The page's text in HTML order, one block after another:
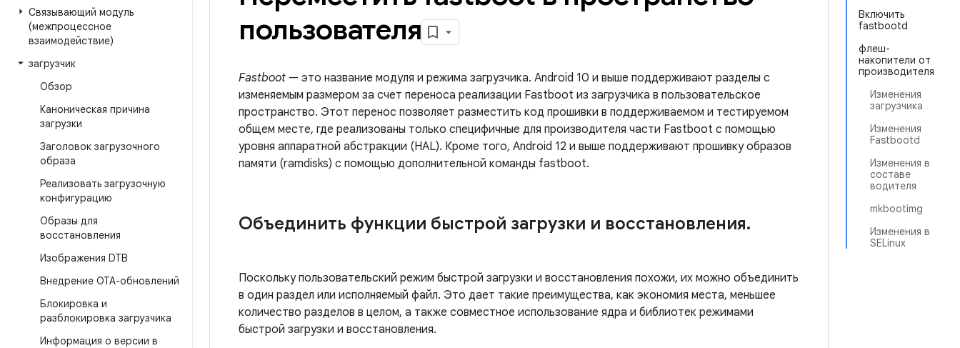
Связывающий модуль
(межпроцессное
взаимодействие)
загрузчик
Обзор
Каноническая причина
загрузки
Заголовок загрузочного
образа
Реализовать загрузочную
конфигурацию
Образы для
восстановления
Изображения DTB
Внедрение OTA-обновлений
Блокировка и
разблокировка загрузчика
Информация о версии в
Включить
fastbootd
флеш-
накопители от
производителя
Изменения
загрузчика
Изменения
Fastbootd
Изменения в
составе
водителя
mkbootimg
Изменения в
SELinux
пользователя
Fastboot — это название модуля и режима загрузчика. Android 10 и выше поддерживают разделы с
изменяемым размером за счет переноса реализации Fastboot из загрузчика в пользовательское
пространство. Этот перенос позволяет разместить код прошивки в поддерживаемом и тестируемом
общем месте, где реализованы только специфичные для производителя части Fastboot с помощью
уровня аппаратной абстракции (HAL). Кроме того, Android 12 и выше поддерживают прошивку образов
памяти (ramdisks) с помощью дополнительной команды fastboot.
Объединить функции быстрой загрузки и восстановления.
Поскольку пользовательский режим быстрой загрузки и восстановления похожи, их можно объединить
в один раздел или исполняемый файл. Это дает такие преимущества, как экономия места, меньшее
количество разделов в целом, а также совместное использование ядра и библиотек режимами
быстрой загрузки и восстановления.